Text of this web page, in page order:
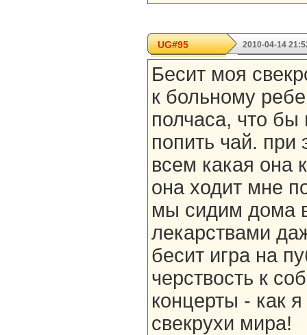
UG#95 2010-04-14
Бесит моя
к больному
полчаса, что бы
попить чай. при
всем какая она
она ходит мне
мы сидим дома
лекарствами
бесит игра на
черствость к
концерты - как
свекрухи мира!